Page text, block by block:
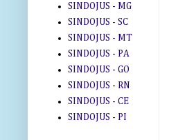
SINDOJUS - MG
SINDOJUS - SC
SINDOJUS - MT
SINDOJUS - PA
SINDOJUS - GO
SINDOJUS - RN
SINDOJUS - CE
SINDOJUS - PI